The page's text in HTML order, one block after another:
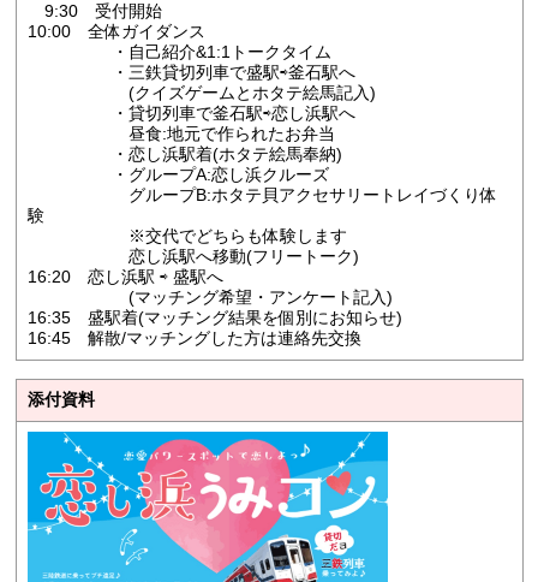
9:30 受付開始
10:00 全体ガイダンス
・自己紹介&1:1トークタイム
・三鉄貸切列車で盛駅⇨釜石駅へ
(クイズゲームとホタテ絵馬記入)
・貸切列車で釜石駅⇨恋し浜駅へ
昼食:地元で作られたお弁当
・恋し浜駅着(ホタテ絵馬奉納)
・グループA:恋し浜クルーズ
グループB:ホタテ貝アクセサリートレイづくり体
験
※交代でどちらも体験します
恋し浜駅へ移動(フリートーク)
16:20 恋し浜駅 ⇨ 盛駅へ
(マッチング希望・アンケート記入)
16:35 盛駅着(マッチング結果を個別にお知らせ)
16:45 解散/マッチングした方は連絡先交換
添付資料